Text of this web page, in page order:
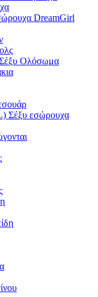
DreamGirl
Ολόσωμα
Σέξυ εσώρουχα